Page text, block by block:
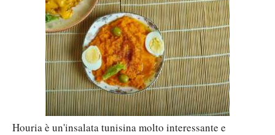
Houria è un'insalata tunisina molto interessante e